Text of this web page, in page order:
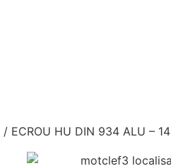
/ ECROU HU DIN 934 ALU – 14